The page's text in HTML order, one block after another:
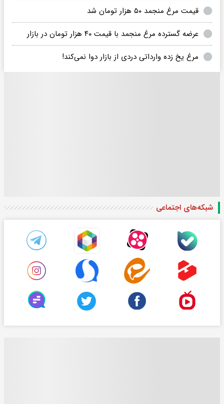
قیمت مرغ منجمد ۵۰ هزار تومان شد
عرضه گسترده مرغ منجمد با قیمت ۴۰ هزار تومان در بازار
مرغ یخ زده وارداتی دردی از بازار دوا نمی‌کند!
شبکه‌های اجتماعی